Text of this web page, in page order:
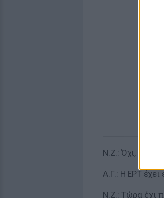
Ν.Ζ.: Όχι, άστο,
Α.Γ.: Η ΕΡΤ έχει
Ν.Ζ.: Τώρα όχι